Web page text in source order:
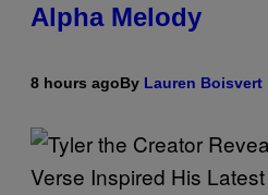
Alpha Melody
8 hours agoBy Lauren Boisvert